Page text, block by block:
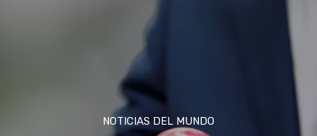
NOTICIAS DEL MUNDO